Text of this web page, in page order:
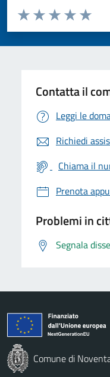
Valuta da 1 a 5 stelle la
Valuta
Valuta 4
Valuta 3 stelle
Valuta 2 stelle su 5
Valuta 1 stelle su 5
Contatta il
Leggi le
Richiedi
Chiama il
Prenota
Problemi in
Segnala
Comune di